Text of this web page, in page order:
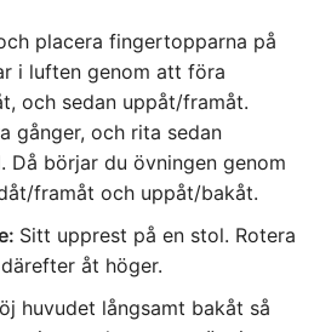
placera fingertopparna på
i luften genom att föra
och sedan uppåt/framåt.
gånger, och rita sedan
Då börjar du övningen genom
framåt och uppåt/bakåt.
Sitt upprest på en stol. Rotera
åt höger.
huvudet långsamt bakåt så